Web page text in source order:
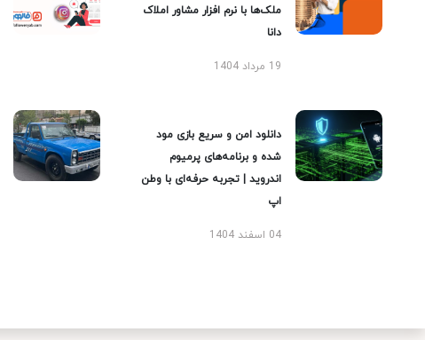
ملک‌ها با نرم افزار مشاور املاک
دانا
19 مرداد 1404
دانلود امن و سریع بازی مود
شده و برنامه‌های پرمیوم
اندروید | تجربه حرفه‌ای با وطن
اپ
04 اسفند 1404